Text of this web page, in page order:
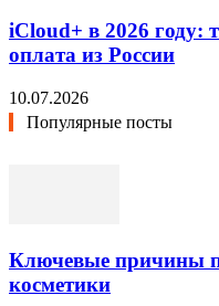
iCloud+ в 2026 году:
оплата из России
10.07.2026
Популярные посты
Ключевые причины
косметики